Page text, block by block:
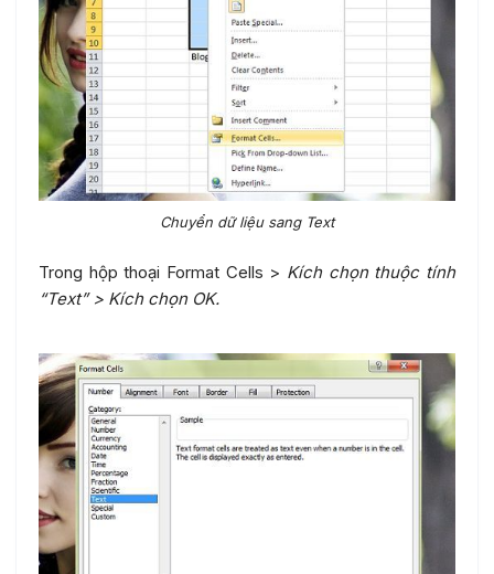
Chuyển dữ liệu sang Text
Trong hộp thoại Format Cells > Kích chọn thuộc tính
“Text” > Kích chọn OK.